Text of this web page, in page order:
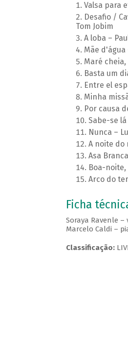
Valsa para
Desafio /
Tom Jobim
A loba –
Mãe d'água
Maré
Basta um
Entre el
Minha
Por causa
Sabe-se
Nunca –
A noite do
Asa
Boa-noite,
Arco do
Ficha
Soraya Ravenle –
Marcelo Caldi –
Classificação: